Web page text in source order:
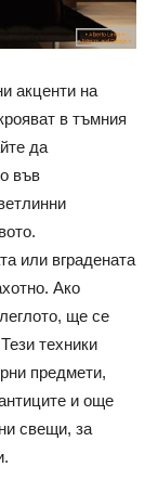
акценти на
в тъмния
да
във
или вградената
Ако
ще се
техники
предмети,
и още
свещи, за